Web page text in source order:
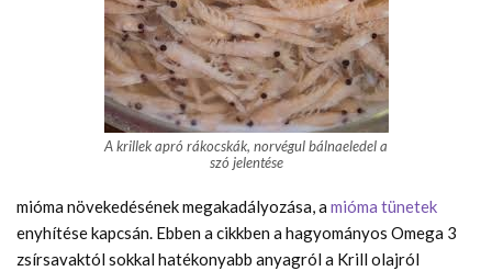
A krillek apró rákocskák, norvégul bálnaeledel a
szó jelentése
mióma növekedésének megakadályozása, a mióma tünetek
enyhítése kapcsán. Ebben a cikkben a hagyományos Omega 3
zsírsavaktól sokkal hatékonyabb anyagról a Krill olajról